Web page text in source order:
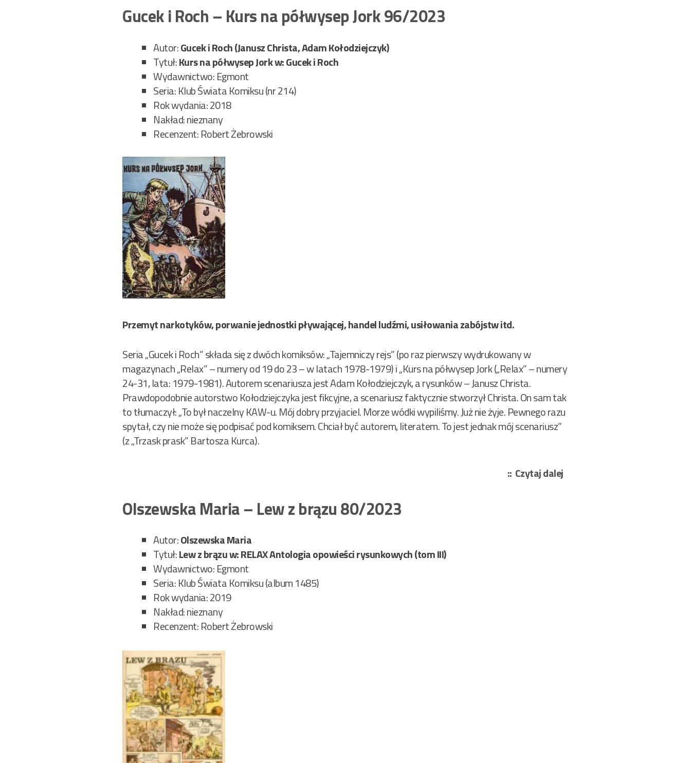
Gucek i Roch – Kurs na półwysep Jork 96/2023
Autor:Gucek i Roch (Janusz Christa, Adam Kołodziejczyk)
Tytuł:Kurs na półwysep Jork w: Gucek i Roch
Wydawnictwo: Egmont
Seria: Klub Świata Komiksu (nr 214)
Rok wydania: 2018
Nakład: nieznany
Recenzent: Robert Żebrowski
Przemyt narkotyków, porwanie jednostki pływającej, handel ludźmi, usiłowania zabójstw itd.
Seria „Gucek i Roch” składa się z dwóch komiksów: „Tajemniczy rejs” (po raz pierwszy wydrukowany w
magazynach „Relax” – numery od 19 do 23 – w latach 1978-1979) i „Kurs na półwysep Jork („Relax” – numery
24-31, lata: 1979-1981). Autorem scenariusza jest Adam Kołodziejczyk, a rysunków – Janusz Christa.
Prawdopodobnie autorstwo Kołodziejczyka jest fikcyjne, a scenariusz faktycznie stworzył Christa. On sam tak
to tłumaczył: „To był naczelny KAW-u. Mój dobry przyjaciel. Morze wódki wypiliśmy. Już nie żyje. Pewnego razu
spytał, czy nie może się podpisać pod komiksem. Chciał być autorem, literatem. To jest jednak mój scenariusz”
(z „Trzask prask” Bartosza Kurca).
Czytaj dalej„Gucek
Olszewska Maria – Lew z brązu 80/2023
Autor:Olszewska Maria
Tytuł:Lew z brązu w: RELAX Antologia opowieści rysunkowych (tom III)
Wydawnictwo: Egmont
Seria: Klub Świata Komiksu (album 1485)
Rok wydania: 2019
Nakład: nieznany
Recenzent: Robert Żebrowski